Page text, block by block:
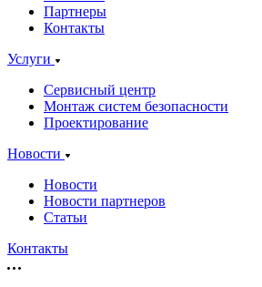
Партнеры
Контакты
Услуги
Сервисный центр
Монтаж систем безопасности
Проектирование
Новости
Новости
Новости партнеров
Статьи
Контакты